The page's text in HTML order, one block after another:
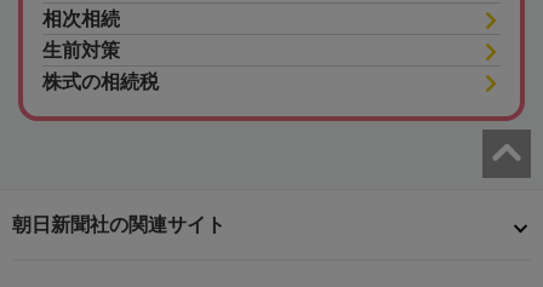
相次相続
生前対策
株式の相続税
朝日新聞社の関連サイト